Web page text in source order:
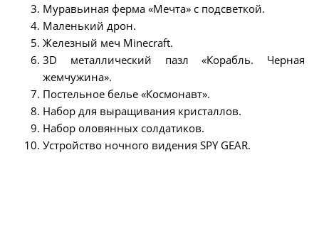
Муравьиная ферма «Мечта» с подсветкой.
Маленький дрон.
Железный меч Minecraft.
3D металлический пазл «Корабль. Черная
жемчужина».
Постельное белье «Космонавт».
Набор для выращивания кристаллов.
Набор оловянных солдатиков.
Устройство ночного видения SPY GEAR.